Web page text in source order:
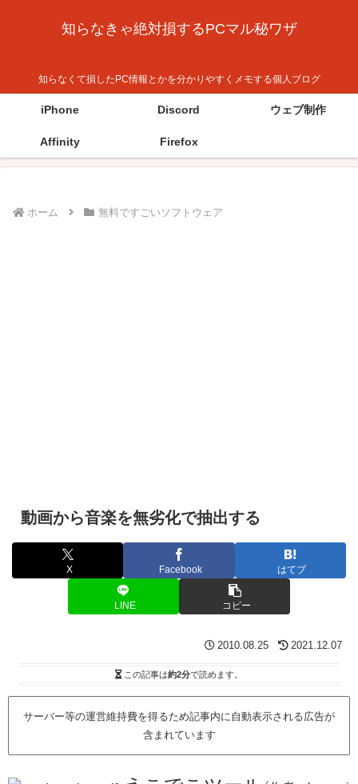
知らなきゃ絶対損するPCマル秘ワザ
知らなくて損したPC情報とかを分かりやすくメモする個人ブログ
iPhone Discord ウェブ制作
Affinity Firefox
ホーム 無料ですごいソフトウェア
動画から音楽を無劣化で抽出する
X Facebook はてブ
LINE コピー
2010.08.25 2021.12.07
この記事は約2分で読めます。
サーバー等の運営維持費を得るため記事内に自動表示される広告が
含まれています